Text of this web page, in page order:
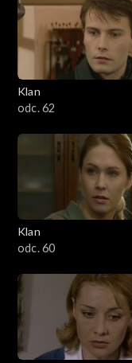
Klan
odc. 62
Klan
odc. 60